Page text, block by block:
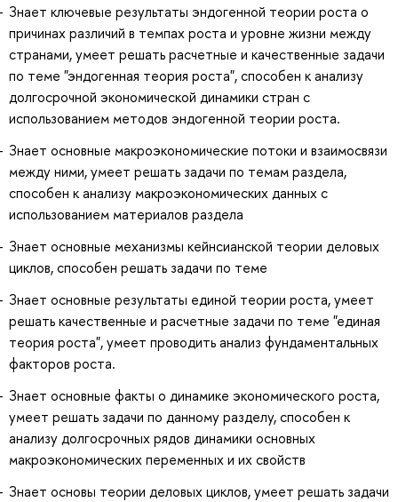
Знает ключевые результаты эндогенной теории роста о
причинах различий в темпах роста и уровне жизни между
странами, умеет решать расчетные и качественные задачи
по теме "эндогенная теория роста", способен к анализу
долгосрочной экономической динамики стран с
использованием методов эндогенной теории роста.
Знает основные макроэкономические потоки и взаимосвязи
между ними, умеет решать задачи по темам раздела,
способен к анализу макроэкономических данных с
использованием материалов раздела
Знает основные механизмы кейнсианской теории деловых
циклов, способен решать задачи по теме
Знает основные результаты единой теории роста, умеет
решать качественные и расчетные задачи по теме "единая
теория роста", умеет проводить анализ фундаментальных
факторов роста.
Знает основные факты о динамике экономического роста,
умеет решать задачи по данному разделу, способен к
анализу долгосрочных рядов динамики основных
макроэкономических переменных и их свойств
Знает основы теории деловых циклов, умеет решать задачи